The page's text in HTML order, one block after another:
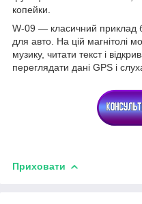
копейки.
W-09 — класичний приклад
для авто. На цій магнітолі
музику, читати текст і
переглядати дані GPS і
Приховати